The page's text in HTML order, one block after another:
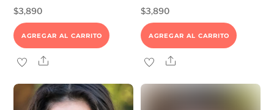
$3,890
AGREGAR AL CARRITO
Share
$3,890
AGREGAR AL CARRITO
Share